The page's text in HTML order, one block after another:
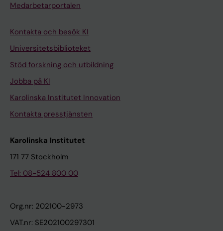
Medarbetarportalen
Kontakta och besök KI
Universitetsbiblioteket
Stöd forskning och utbildning
Jobba på KI
Karolinska Institutet Innovation
Kontakta presstjänsten
Karolinska Institutet
171 77 Stockholm
Tel: 08-524 800 00
Org.nr: 202100-2973
VAT.nr: SE202100297301